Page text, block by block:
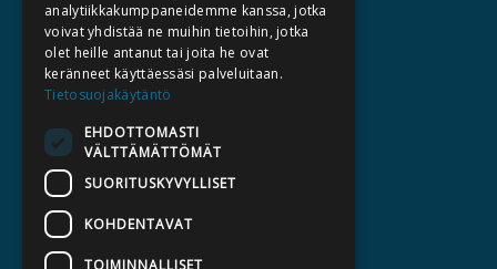
TEKIJÄT
KATALOGIT
AJANKOHTAISTA
HALUATKO KIRJAILIJAKSI
LASKUTUSOSOITTEET
analytiikkakumppaneidemme kanssa, jotka
voivat yhdistää ne muihin tietoihin, jotka
olet heille antanut tai joita he ovat
keränneet käyttäessäsi palveluitaan.
Tietosuojakäytäntö
EHDOTTOMASTI
VÄLTTÄMÄTTÖMÄT
SUORITUSKYVYLLISET
KOHDENTAVAT
TOIMINNALLISET